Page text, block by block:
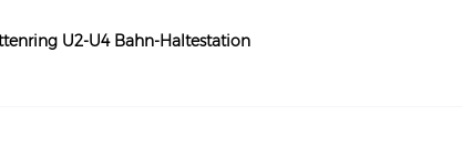
U2-U4 Bahn-Haltestation